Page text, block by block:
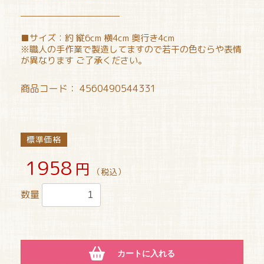
————————————
■サイズ：約 縦6cm 横4cm 奥行き4cm
※職人の手作業で製造してますので若干の色むらや表情
が異なります ご了承ください。
商品コード： 4560490544331
標準価格
1958 円 （税込）
数量
カートに入れる